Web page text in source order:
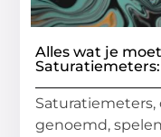
Alles wat je
genoemd,